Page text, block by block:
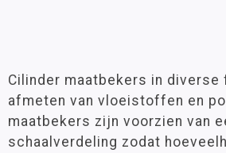
Cilinder maatbekers in diverse
afmeten van vloeistoffen en
maatbekers zijn voorzien van
schaalverdeling zodat